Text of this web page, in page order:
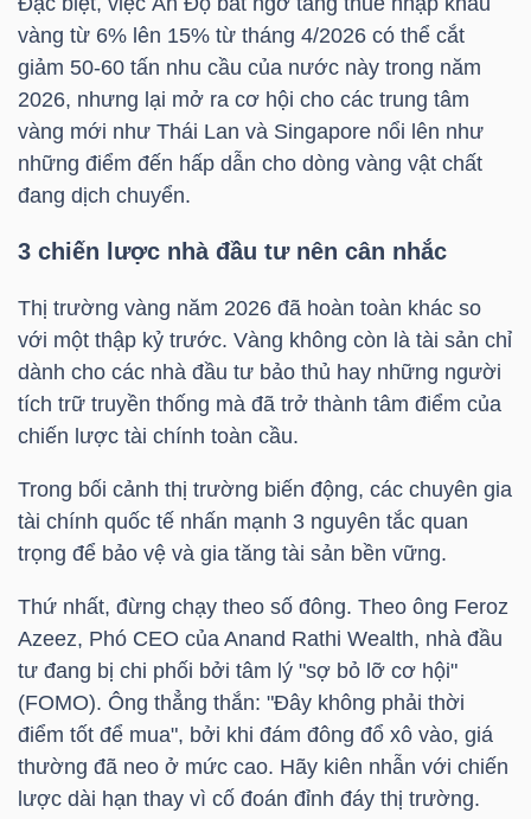
vàng từ 6% lên 15% từ tháng 4/2026 có thể cắt
giảm 50-60 tấn nhu cầu của nước này trong năm
2026, nhưng lại mở ra cơ hội cho các trung tâm
vàng mới như Thái Lan và Singapore nổi lên như
những điểm đến hấp dẫn cho dòng vàng vật chất
đang dịch chuyển.
3 chiến lược nhà đầu tư nên cân nhắc
Thị trường vàng năm 2026 đã hoàn toàn khác so
với một thập kỷ trước. Vàng không còn là tài sản chỉ
dành cho các nhà đầu tư bảo thủ hay những người
tích trữ truyền thống mà đã trở thành tâm điểm của
chiến lược tài chính toàn cầu.
Trong bối cảnh thị trường biến động, các chuyên gia
tài chính quốc tế nhấn mạnh 3 nguyên tắc quan
trọng để bảo vệ và gia tăng tài sản bền vững.
Thứ nhất, đừng chạy theo số đông. Theo ông Feroz
Azeez, Phó CEO của Anand Rathi Wealth, nhà đầu
tư đang bị chi phối bởi tâm lý "sợ bỏ lỡ cơ hội"
(FOMO). Ông thẳng thắn: "Đây không phải thời
điểm tốt để mua", bởi khi đám đông đổ xô vào, giá
thường đã neo ở mức cao. Hãy kiên nhẫn với chiến
lược dài hạn thay vì cố đoán đỉnh đáy thị trường.
YẾU
TIÊU
DÙNG
YẾU
CHĂM
SÓC
KHỎE
TÀI
CHÍNH